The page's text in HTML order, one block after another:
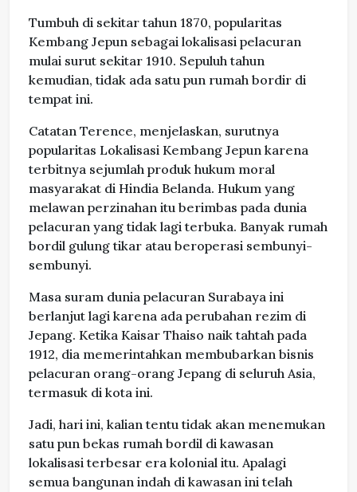
Tumbuh di sekitar tahun 1870, popularitas
Kembang Jepun sebagai lokalisasi pelacuran
mulai surut sekitar 1910. Sepuluh tahun
kemudian, tidak ada satu pun rumah bordir di
tempat ini.
Catatan Terence, menjelaskan, surutnya
popularitas Lokalisasi Kembang Jepun karena
terbitnya sejumlah produk hukum moral
masyarakat di Hindia Belanda. Hukum yang
melawan perzinahan itu berimbas pada dunia
pelacuran yang tidak lagi terbuka. Banyak rumah
bordil gulung tikar atau beroperasi sembunyi-
sembunyi.
Masa suram dunia pelacuran Surabaya ini
berlanjut lagi karena ada perubahan rezim di
Jepang. Ketika Kaisar Thaiso naik tahtah pada
1912, dia memerintahkan membubarkan bisnis
pelacuran orang-orang Jepang di seluruh Asia,
termasuk di kota ini.
Jadi, hari ini, kalian tentu tidak akan menemukan
satu pun bekas rumah bordil di kawasan
lokalisasi terbesar era kolonial itu. Apalagi
semua bangunan indah di kawasan ini telah